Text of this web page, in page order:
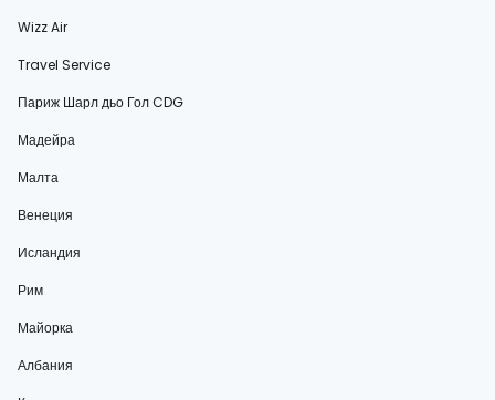
Wizz Air
Travel Service
Париж Шарл дьо Гол CDG
Мадейра
Малта
Венеция
Исландия
Рим
Майорка
Албания